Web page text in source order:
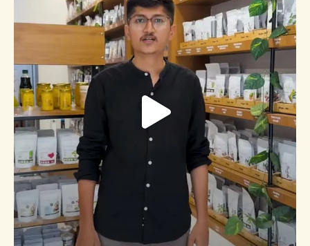
jabón: es tu boleto a una piel más sana y radiante todos